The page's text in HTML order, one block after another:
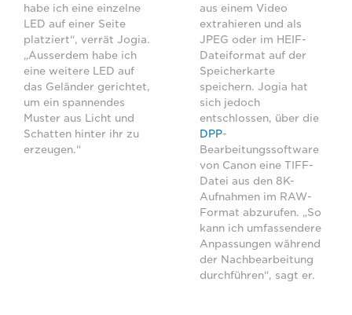
habe ich eine einzelne
LED auf einer Seite
platziert“, verrät Jogia.
„Ausserdem habe ich
eine weitere LED auf
das Geländer gerichtet,
um ein spannendes
Muster aus Licht und
Schatten hinter ihr zu
erzeugen.“
aus einem Video
extrahieren und als
JPEG oder im HEIF-
Dateiformat auf der
Speicherkarte
speichern. Jogia hat
sich jedoch
entschlossen, über die
DPP-
Bearbeitungssoftware
von Canon eine TIFF-
Datei aus den 8K-
Aufnahmen im RAW-
Format abzurufen. „So
kann ich umfassendere
Anpassungen während
der Nachbearbeitung
durchführen“, sagt er.